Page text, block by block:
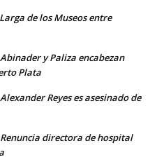
de los Museos entre
Abinader y Paliza encabezan
Plata
Alexander Reyes es asesinado de
Renuncia directora de hospital